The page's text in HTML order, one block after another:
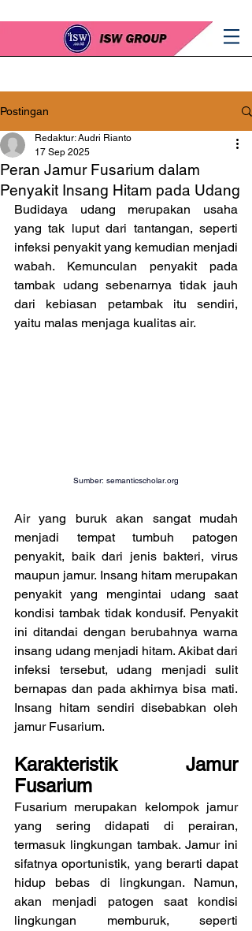
Postingan
Peran Jamur Fusarium dalam
Penyakit Insang Hitam pada Udang
Redaktur: Audri Rianto
17 Sep 2025
Budidaya udang merupakan usaha
yang tak luput dari tantangan, seperti
infeksi penyakit yang kemudian menjadi
wabah. Kemunculan penyakit pada
tambak udang sebenarnya tidak jauh
dari kebiasan petambak itu sendiri,
yaitu malas menjaga kualitas air.
Sumber: semanticscholar.org
Air yang buruk akan sangat mudah
menjadi tempat tumbuh patogen
penyakit, baik dari jenis bakteri, virus
maupun jamur. Insang hitam merupakan
penyakit yang mengintai udang saat
kondisi tambak tidak kondusif. Penyakit
ini ditandai dengan berubahnya warna
insang udang menjadi hitam. Akibat dari
infeksi tersebut, udang menjadi sulit
bernapas dan pada akhirnya bisa mati.
Insang hitam sendiri disebabkan oleh
jamur Fusarium.
Karakteristik Jamur
Fusarium
Fusarium merupakan kelompok jamur
yang sering didapati di perairan,
termasuk lingkungan tambak. Jamur ini
sifatnya oportunistik, yang berarti dapat
hidup bebas di lingkungan. Namun,
akan menjadi patogen saat kondisi
lingkungan memburuk, seperti